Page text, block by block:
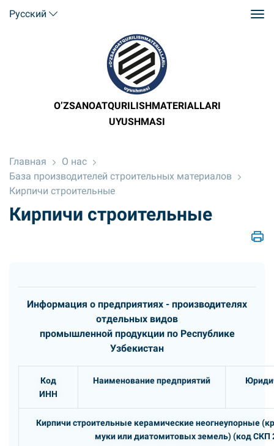
Русский
O’ZSANOATQURILISHMATERIALLARI
UYUSHMASI
Главная
О нас
База производителей строительных материалов
Кирпичи строительные
Кирпичи строительные
Информация о предприятиях - производителях
отдельных видов
промышленной продукции по Республике
Узбекистан
Код
ИНН
Наименование предприятий
Кирпичи строительные керамические неогнеупорные
муки или диатомитовых земель) (код СКП